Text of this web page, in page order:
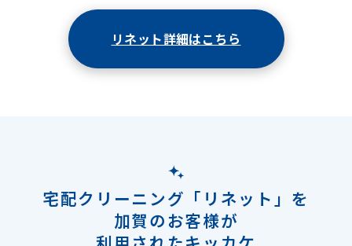
リネット詳細はこちら
宅配クリーニング「リネット」を
加賀のお客様が